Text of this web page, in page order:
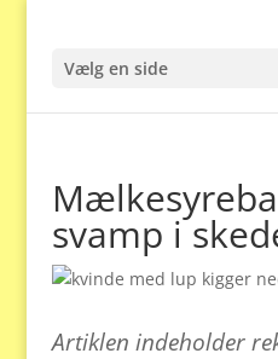
Vælg en side
svamp i
Artiklen indeholder